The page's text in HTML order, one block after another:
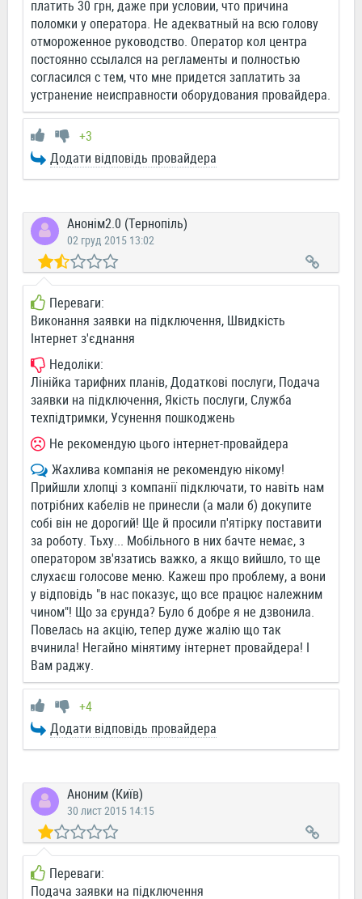
платить 30 грн, даже при условии, что причина
поломки у оператора. Не адекватный на всю голову
отмороженное руководство. Оператор кол центра
постоянно ссылался на регламенты и полностью
согласился с тем, что мне придется заплатить за
устранение неисправности оборудования провайдера.
+3
Додати відповідь провайдера
Анонім2.0 (Тернопіль)
02 груд 2015 13:02
Переваги:
Виконання заявки на підключення, Швидкість
Інтернет з'єднання
Недоліки:
Лінійка тарифних планів, Додаткові послуги, Подача
заявки на підключення, Якість послуги, Служба
техпідтримки, Усунення пошкоджень
Не рекомендую цього інтернет-провайдера
Жахлива компанія не рекомендую нікому!
Прийшли хлопці з компанії підключати, то навіть нам
потрібних кабелів не принесли (а мали б) докупите
собі він не дорогий! Ще й просили п'ятірку поставити
за роботу. Тьху... Мобільного в них бачте немає, з
оператором зв'язатись важко, а якщо вийшло, то ще
слухаєш голосове меню. Кажеш про проблему, а вони
у відповідь "в нас показує, що все працює належним
чином"! Що за єрунда? Було б добре я не дзвонила.
Повелась на акцію, тепер дуже жалію що так
вчинила! Негайно мінятиму інтернет провайдера! І
Вам раджу.
+4
Додати відповідь провайдера
Аноним (Київ)
30 лист 2015 14:15
Переваги:
Подача заявки на підключення